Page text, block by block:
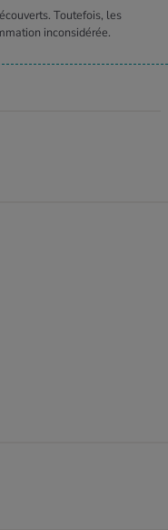
Toutefois, les
inconsidérée.